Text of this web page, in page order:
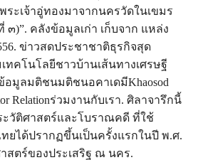
ะเจ้าอู่ทองมาจากนครวัดในเขมร
๓)”. คลังข้อมูลเก่า เก็บจาก แหล่ง
ข่าวสดประชาชาติธุรกิจสุด
คโนโลยีชาวบ้านเส้นทางเศรษฐี
มูลมติชนมติชนอคาเดมีKhaosod
Relationร่วมงานกับเรา. ศิลาจารึกนี้
ะวัติศาสตร์และโบราณคดี ที่ใช้
ยได้ปรากฏขึ้นเป็นครั้งแรกในปี พ.ศ.
สตร์ของประเสริฐ ณ นคร.